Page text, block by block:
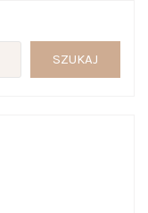
SZUKAJ